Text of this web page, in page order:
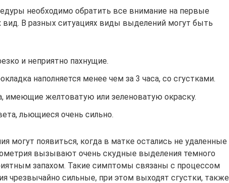
необходимо обратить все внимание на первые
вид. В разных ситуациях виды выделений могут быть
и неприятно пахнущие.
наполняется менее чем за 3 часа, со сгустками.
имеющие желтоватую или зеленоватую окраску.
льющиеся очень сильно.
могут появиться, когда в матке остались не удаленные
вызывают очень скудные выделения темного
запахом. Такие симптомы связаны с процессом
чрезвычайно сильные, при этом выходят сгустки, также